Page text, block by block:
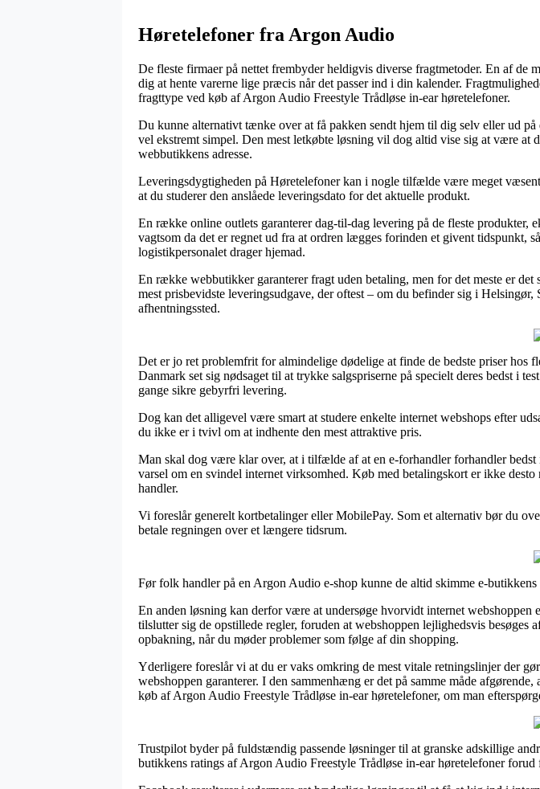
Høretelefoner fra Argon Audio
De fleste firmaer på nettet frembyder heldigvis diverse fragtmetoder. En af
dig at hente varerne lige præcis når det passer ind i din kalender.
fragttype ved køb af Argon Audio Freestyle Trådløse in-ear høretelefoner.
Du kunne alternativt tænke over at få pakken sendt hjem til dig selv eller ud
vel ekstremt simpel. Den mest letkøbte løsning vil dog altid vise sig at være at
webbutikkens adresse.
Leveringsdygtigheden på Høretelefoner kan i nogle tilfælde være meget
at du studerer den anslåede leveringsdato for det aktuelle produkt.
En række online outlets garanterer dag-til-dag levering på de fleste
vagtsom da det er regnet ud fra at ordren lægges forinden et givent tidspunkt,
logistikpersonalet drager hjemad.
En række webbutikker garanterer fragt uden betaling, men for det meste er
mest prisbevidste leveringsudgave, der oftest – om du befinder sig i
afhentningssted.
Det er jo ret problemfrit for almindelige dødelige at finde de bedste priser hos
Danmark set sig nødsaget til at trykke salgspriserne på specielt deres bedst i
gange sikre gebyrfri levering.
Dog kan det alligevel være smart at studere enkelte internet webshops efter
du ikke er i tvivl om at indhente den mest attraktive pris.
Man skal dog være klar over, at i tilfælde af at en e-forhandler forhandler
varsel om en svindel internet virksomhed. Køb med betalingskort er ikke
handler.
Vi foreslår generelt kortbetalinger eller MobilePay. Som et alternativ bør du
betale regningen over et længere tidsrum.
Før folk handler på en Argon Audio e-shop kunne de altid skimme e-
En anden løsning kan derfor være at undersøge hvorvidt internet
tilslutter sig de opstillede regler, foruden at webshoppen lejlighedsvis
opbakning, når du møder problemer som følge af din shopping.
Yderligere foreslår vi at du er vaks omkring de mest vitale retningslinjer der
webshoppen garanterer. I den sammenhæng er det på samme måde
køb af Argon Audio Freestyle Trådløse in-ear høretelefoner, om man
Trustpilot byder på fuldstændig passende løsninger til at granske adskillige
butikkens ratings af Argon Audio Freestyle Trådløse in-ear høretelefoner forud